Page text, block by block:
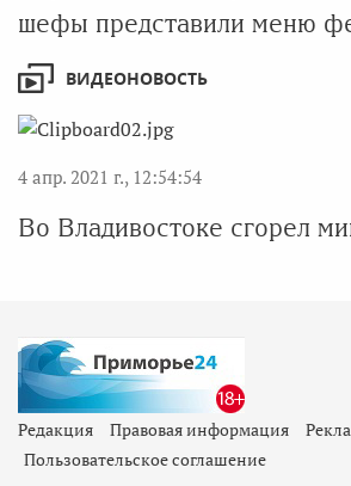
шефы представили меню
ВИДЕОНОВОСТЬ
4 апр. 2021 г., 12:54:54
Во Владивостоке сгорел
Редакция Правовая информация
Пользовательское соглашение